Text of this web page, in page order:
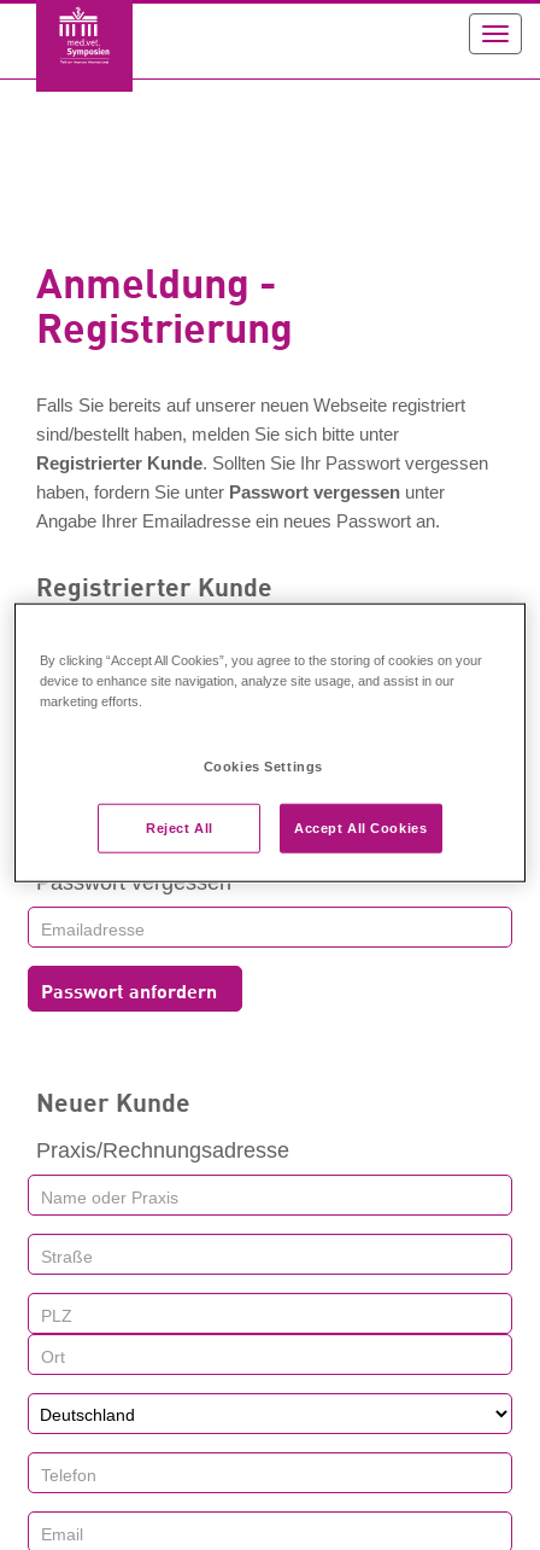
Anmeldung -
Registrierung
Falls Sie bereits auf unserer neuen Webseite registriert
sind/bestellt haben, melden Sie sich bitte unter
Registrierter Kunde. Sollten Sie Ihr Passwort vergessen
haben, fordern Sie unter Passwort vergessen unter
Angabe Ihrer Emailadresse ein neues Passwort an.
Registrierter Kunde
Anmelden
Passwort vergessen
Passwort anfordern
Neuer Kunde
Praxis/Rechnungsadresse
By clicking “Accept All Cookies”, you agree to the storing of cookies on your
device to enhance site navigation, analyze site usage, and assist in our
marketing efforts.
Cookies Settings
Reject All Accept All Cookies